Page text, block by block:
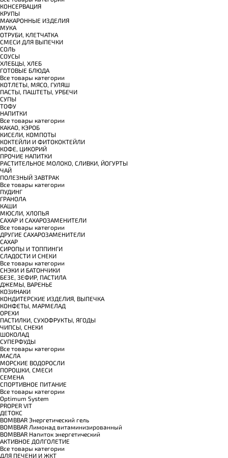
КОНСЕРВАЦИЯ
КРУПЫ
МАКАРОННЫЕ ИЗДЕЛИЯ
МУКА
ОТРУБИ, КЛЕТЧАТКА
СМЕСИ ДЛЯ ВЫПЕЧКИ
СОЛЬ
СОУСЫ
ХЛЕБЦЫ, ХЛЕБ
ГОТОВЫЕ БЛЮДА
Все товары категории
КОТЛЕТЫ, МЯСО, ГУЛЯШ
ПАСТЫ, ПАШТЕТЫ, УРБЕЧИ
СУПЫ
ТОФУ
НАПИТКИ
Все товары категории
КАКАО, КЭРОБ
КИСЕЛИ, КОМПОТЫ
КОКТЕЙЛИ И ФИТОКОКТЕЙЛИ
КОФЕ, ЦИКОРИЙ
ПРОЧИЕ НАПИТКИ
РАСТИТЕЛЬНОЕ МОЛОКО, СЛИВКИ, ЙОГУРТЫ
ЧАЙ
ПОЛЕЗНЫЙ ЗАВТРАК
Все товары категории
ПУДИНГ
ГРАНОЛА
КАШИ
МЮСЛИ, ХЛОПЬЯ
САХАР И САХАРОЗАМЕНИТЕЛИ
Все товары категории
ДРУГИЕ САХАРОЗАМЕНИТЕЛИ
САХАР
СИРОПЫ И ТОППИНГИ
СЛАДОСТИ И СНЕКИ
Все товары категории
СНЭКИ И БАТОНЧИКИ
БЕЗЕ, ЗЕФИР, ПАСТИЛА
ДЖЕМЫ, ВАРЕНЬЕ
КОЗИНАКИ
КОНДИТЕРСКИЕ ИЗДЕЛИЯ, ВЫПЕЧКА
КОНФЕТЫ, МАРМЕЛАД
ОРЕХИ
ПАСТИЛКИ, СУХОФРУКТЫ, ЯГОДЫ
ЧИПСЫ, СНЕКИ
ШОКОЛАД
СУПЕРФУДЫ
Все товары категории
МАСЛА
МОРСКИЕ ВОДОРОСЛИ
ПОРОШКИ, СМЕСИ
СЕМЕНА
СПОРТИВНОЕ ПИТАНИЕ
Все товары категории
Optimum System
PROPER VIT
ДЕТОКС
BOMBBAR Энергетический гель
BOMBBAR Лимонад витаминизированный
BOMBBAR Напиток энергетический
АКТИВНОЕ ДОЛГОЛЕТИЕ
Все товары категории
ДЛЯ ПЕЧЕНИ И ЖКТ